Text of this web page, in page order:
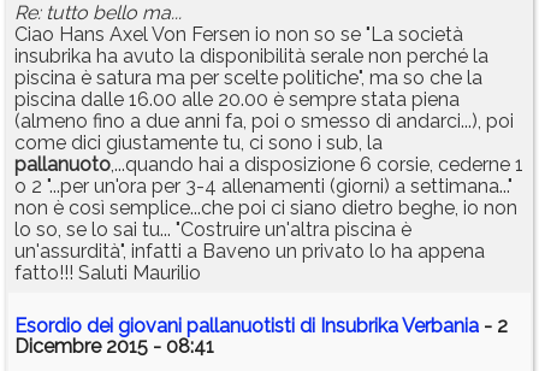
Re: tutto bello ma...
Ciao Hans Axel Von Fersen io non so se "La società
insubrika ha avuto la disponibilità serale non perché la
piscina è satura ma per scelte politiche", ma so che la
piscina dalle 16.00 alle 20.00 è sempre stata piena
(almeno fino a due anni fa, poi o smesso di andarci...), poi
come dici giustamente tu, ci sono i sub, la
pallanuoto,...quando hai a disposizione 6 corsie, cederne 1
o 2 "...per un'ora per 3-4 allenamenti (giorni) a settimana..."
non è così semplice...che poi ci siano dietro beghe, io non
lo so, se lo sai tu... "Costruire un'altra piscina è
un'assurdità", infatti a Baveno un privato lo ha appena
fatto!!! Saluti Maurilio
Esordio dei giovani pallanuotisti di Insubrika Verbania - 2
Dicembre 2015 - 08:41